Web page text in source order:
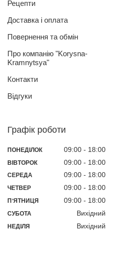
Рецепти
Доставка і оплата
Повернення та обмін
Про компанію "Korysna-
Kramnytsya"
Контакти
Відгуки
Графік роботи
ПОНЕДІЛОК 09:00 18:00
ВІВТОРОК 09:00 18:00
СЕРЕДА 09:00 18:00
ЧЕТВЕР 09:00 18:00
ПʼЯТНИЦЯ 09:00 18:00
СУБОТА Вихідний
НЕДІЛЯ Вихідний